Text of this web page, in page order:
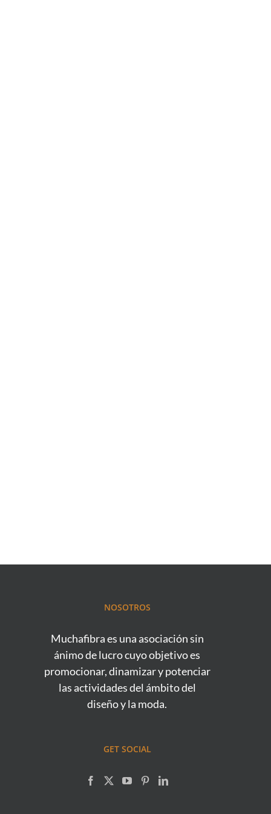
NOSOTROS
Muchafibra es una asociación sin
ánimo de lucro cuyo objetivo es
promocionar, dinamizar y potenciar
las actividades del ámbito del
diseño y la moda.
GET SOCIAL